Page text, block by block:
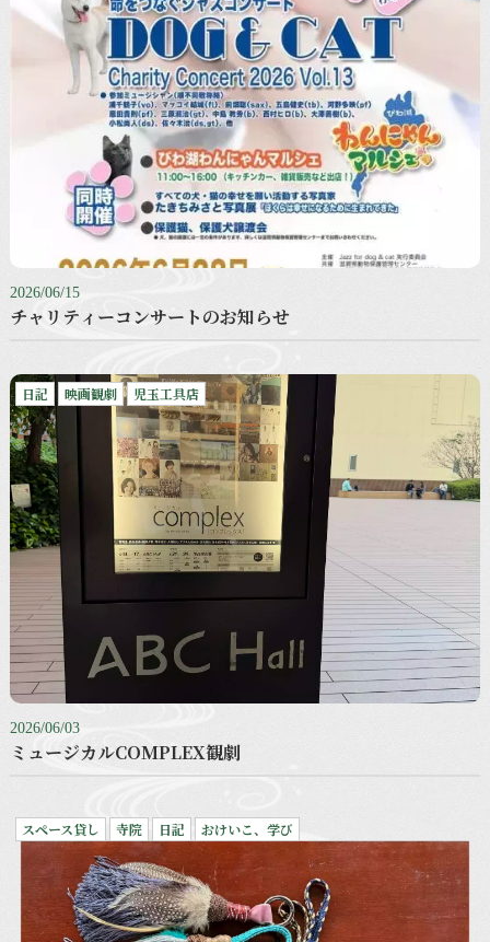
2026/06/15
チャリティーコンサートのお知らせ
日記 映画観劇 児玉工具店
2026/06/03
ミュージカルCOMPLEX観劇
スペース貸し 寺院 日記 おけいこ、学び